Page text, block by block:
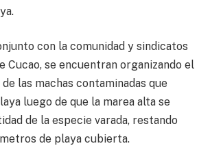
con la comunidad y sindicatos
Cucao, se encuentran organizando el
las machas contaminadas que
luego de que la marea alta se
de la especie varada, restando
de playa cubierta.